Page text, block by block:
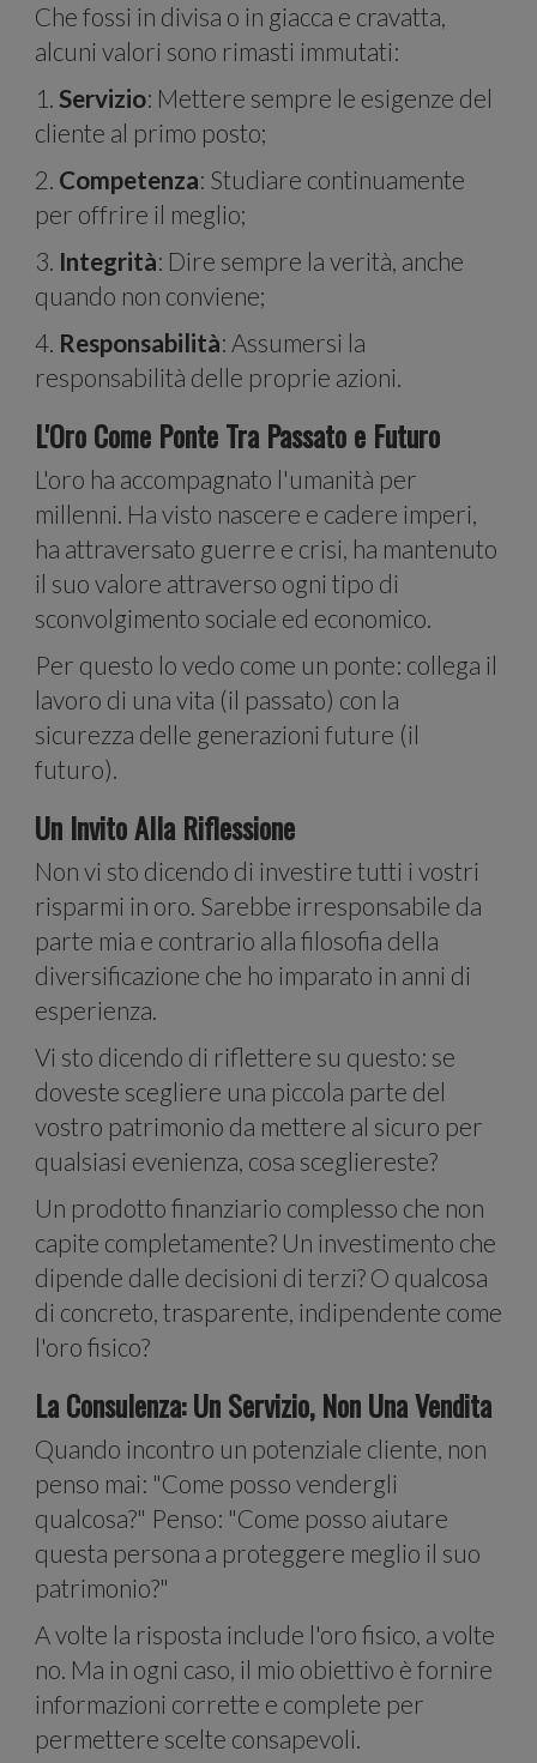
Che fossi in divisa o in giacca e cravatta,
alcuni valori sono rimasti immutati:
1. Servizio: Mettere sempre le esigenze del
cliente al primo posto;
2. Competenza: Studiare continuamente
per offrire il meglio;
3. Integrità: Dire sempre la verità, anche
quando non conviene;
4. Responsabilità: Assumersi la
responsabilità delle proprie azioni.
L'Oro Come Ponte Tra Passato e Futuro
L'oro ha accompagnato l'umanità per
millenni. Ha visto nascere e cadere imperi,
ha attraversato guerre e crisi, ha mantenuto
il suo valore attraverso ogni tipo di
sconvolgimento sociale ed economico.
Per questo lo vedo come un ponte: collega il
lavoro di una vita (il passato) con la
sicurezza delle generazioni future (il
futuro).
Un Invito Alla Riflessione
Non vi sto dicendo di investire tutti i vostri
risparmi in oro. Sarebbe irresponsabile da
parte mia e contrario alla filosofia della
diversificazione che ho imparato in anni di
esperienza.
Vi sto dicendo di riflettere su questo: se
doveste scegliere una piccola parte del
vostro patrimonio da mettere al sicuro per
qualsiasi evenienza, cosa scegliereste?
Un prodotto finanziario complesso che non
capite completamente? Un investimento che
dipende dalle decisioni di terzi? O qualcosa
di concreto, trasparente, indipendente come
l'oro fisico?
La Consulenza: Un Servizio, Non Una Vendita
Quando incontro un potenziale cliente, non
penso mai: "Come posso vendergli
qualcosa?" Penso: "Come posso aiutare
questa persona a proteggere meglio il suo
patrimonio?"
A volte la risposta include l'oro fisico, a volte
no. Ma in ogni caso, il mio obiettivo è fornire
informazioni corrette e complete per
permettere scelte consapevoli.
per i
social
e
il